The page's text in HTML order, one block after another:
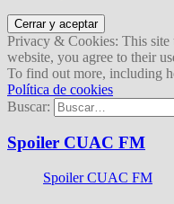
Privacy & Cookies: This site
website, you agree to their
To find out more, including
Política de cookies
Buscar:
Spoiler CUAC FM
Spoiler CUAC FM